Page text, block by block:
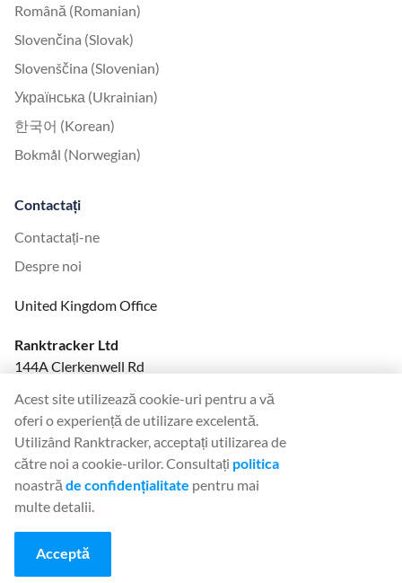
Română (Romanian)
Slovenčina (Slovak)
Slovenščina (Slovenian)
Українська (Ukrainian)
한국어 (Korean)
Bokmål (Norwegian)
Contactați
Contactați-ne
Despre noi
United Kingdom Office
Ranktracker Ltd
144A Clerkenwell Rd
Company No: 08820809
felix@ranktracker.com
2015 -
Acest site utilizează cookie-uri pentru a vă
oferi o experiență de utilizare excelentă.
Utilizând Ranktracker, acceptați utilizarea de
către noi a cookie-urilor. Consultați politica
noastră de confidențialitate pentru mai
multe detalii.
Acceptă